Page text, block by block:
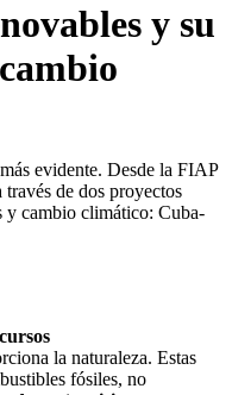
y su
evidente. Desde la FIAP
de dos proyectos
y cambio climático: Cuba-
la naturaleza. Estas
fósiles, no